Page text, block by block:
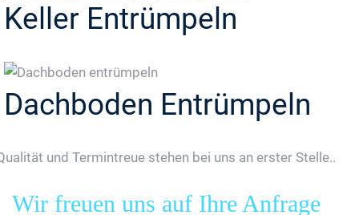
Keller Entrümpeln
Dachboden Entrümpeln
und Termintreue stehen bei uns an erster Stelle..
Wir freuen uns auf Ihre Anfrage